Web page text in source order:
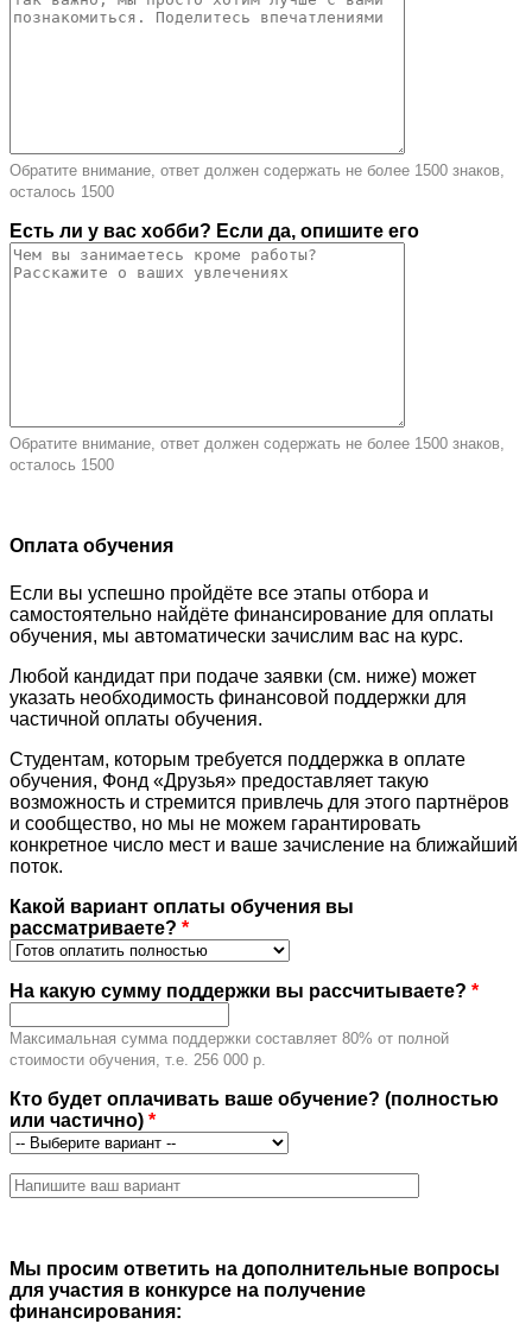
Обратите внимание, ответ должен содержать не более 1500 знаков,
осталось 1500
Есть ли у вас хобби? Если да, опишите его
Обратите внимание, ответ должен содержать не более 1500 знаков,
осталось 1500
Оплата обучения
Если вы успешно пройдёте все этапы отбора и
самостоятельно найдёте финансирование для оплаты
обучения, мы автоматически зачислим вас на курс.
Любой кандидат при подаче заявки (см. ниже) может
указать необходимость финансовой поддержки для
частичной оплаты обучения.
Студентам, которым требуется поддержка в оплате
обучения, Фонд «Друзья» предоставляет такую
возможность и стремится привлечь для этого партнёров
и сообщество, но мы не можем гарантировать
конкретное число мест и ваше зачисление на ближайший
поток.
Какой вариант оплаты обучения вы
рассматриваете? *
На какую сумму поддержки вы рассчитываете? *
Максимальная сумма поддержки составляет 80% от полной
стоимости обучения, т.е. 256 000 р.
Кто будет оплачивать ваше обучение? (полностью
или частично) *
Мы просим ответить на дополнительные вопросы
для участия в конкурсе на получение
финансирования: